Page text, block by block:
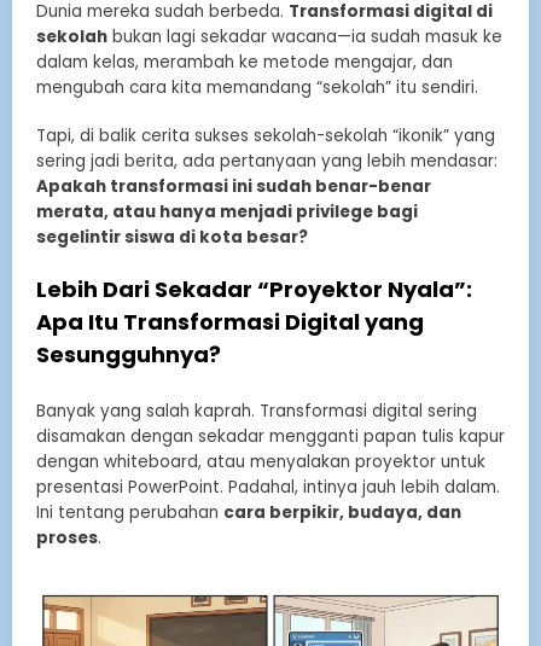
Dunia mereka sudah berbeda. Transformasi digital di
sekolah bukan lagi sekadar wacana—ia sudah masuk ke
dalam kelas, merambah ke metode mengajar, dan
mengubah cara kita memandang “sekolah” itu sendiri.
Tapi, di balik cerita sukses sekolah-sekolah “ikonik” yang
sering jadi berita, ada pertanyaan yang lebih mendasar:
Apakah transformasi ini sudah benar-benar
merata, atau hanya menjadi privilege bagi
segelintir siswa di kota besar?
Lebih Dari Sekadar “Proyektor Nyala”:
Apa Itu Transformasi Digital yang
Sesungguhnya?
Banyak yang salah kaprah. Transformasi digital sering
disamakan dengan sekadar mengganti papan tulis kapur
dengan whiteboard, atau menyalakan proyektor untuk
presentasi PowerPoint. Padahal, intinya jauh lebih dalam.
Ini tentang perubahan cara berpikir, budaya, dan
proses.